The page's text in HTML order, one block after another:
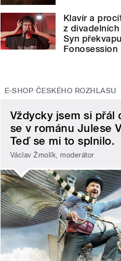
Klavír a
z
Syn
Fonosession
E-SHOP ČESKÉHO ROZHLASU
Vždycky jsem si přál
se v románu Julese
Teď se mi to splnilo.
Václav Žmolík, moderátor